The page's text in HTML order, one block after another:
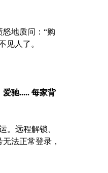
地质问：“购
见人了。
驰..... 每家背
。远程解锁、
法正常登录，